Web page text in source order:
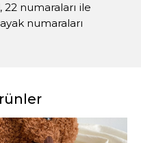
22 numaraları ile
numaraları